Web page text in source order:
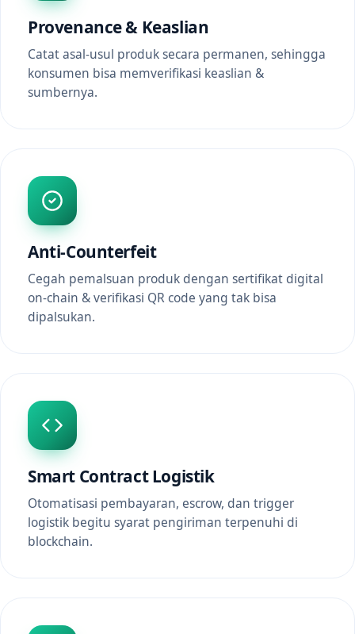
Provenance & Keaslian
Catat asal-usul produk secara permanen, sehingga
konsumen bisa memverifikasi keaslian &
sumbernya.
Anti-Counterfeit
Cegah pemalsuan produk dengan sertifikat digital
on-chain & verifikasi QR code yang tak bisa
dipalsukan.
Smart Contract Logistik
Otomatisasi pembayaran, escrow, dan trigger
logistik begitu syarat pengiriman terpenuhi di
blockchain.